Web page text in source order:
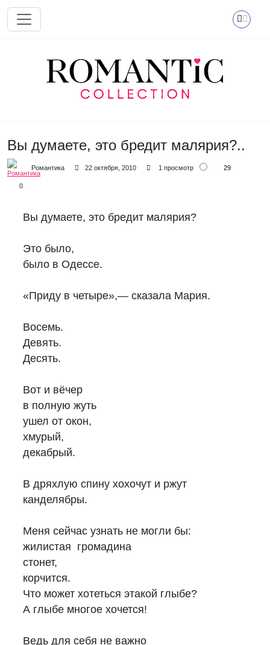
Перейти к основному содержанию
Вы думаете, это бредит малярия?..
Романтика 22 октября, 2010 1 просмотр 29
0
Вы думаете, это бредит малярия?
Это было,
было в Одессе.
«Приду в четыре»,— сказала Мария.
Восемь.
Девять.
Десять.
Вот и вёчер
в полную жуть
ушел от окон,
хмурый,
декабрый.
В дряхлую спину хохочут и ржут
канделябры.
Меня сейчас узнать не могли бы:
жилистая громадина
стонет,
корчится.
Что может хотеться этакой глыбе?
А глыбе многое хочется!
Ведь для себя не важно